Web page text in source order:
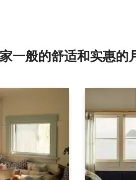
一般的舒适和实惠的